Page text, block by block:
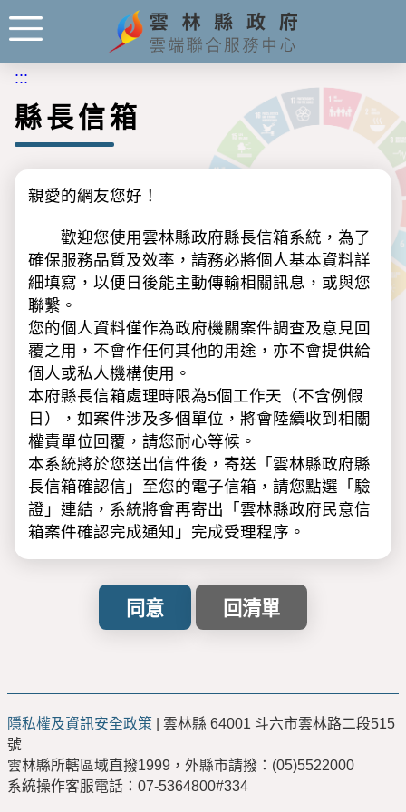
:::
縣長信箱
親愛的網友您好！
歡迎您使用雲林縣政府縣長信箱系統，為了
確保服務品質及效率，請務必將個人基本資料詳
細填寫，以便日後能主動傳輸相關訊息，或與您
聯繫。
您的個人資料僅作為政府機關案件調查及意見回
覆之用，不會作任何其他的用途，亦不會提供給
個人或私人機構使用。
本府縣長信箱處理時限為5個工作天（不含例假
日），如案件涉及多個單位，將會陸續收到相關
權責單位回覆，請您耐心等候。
本系統將於您送出信件後，寄送「雲林縣政府縣
長信箱確認信」至您的電子信箱，請您點選「驗
證」連結，系統將會再寄出「雲林縣政府民意信
箱案件確認完成通知」完成受理程序。
「驗證」完成後，才會正式立案，如未收到
「雲林縣政府縣長信箱確認信」，請撥計畫
知」請注意是否被歸類至「垃圾信件匣」，
收件匣，以便正常點選相關連結。
利用「雲林縣政府雲端聯合服務中心」網路
隱私權及資訊安全政策 | 雲林縣 64001 斗六市雲林路二段515
號
雲林縣所轄區域直撥1999，外縣市請撥：(05)5522000
系統操作客服電話：07-5364800#334